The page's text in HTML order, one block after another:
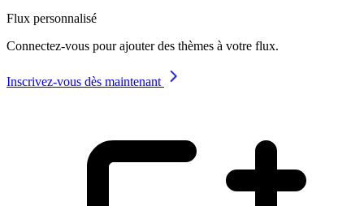
Flux personnalisé
Connectez-vous pour ajouter des thèmes à votre flux.
Inscrivez-vous dès maintenant